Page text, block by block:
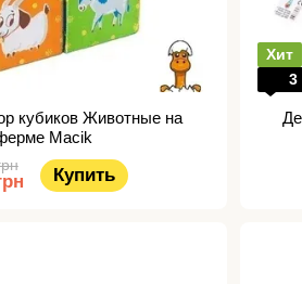
кубиков Животные на
Macik
Купить
Хит
3